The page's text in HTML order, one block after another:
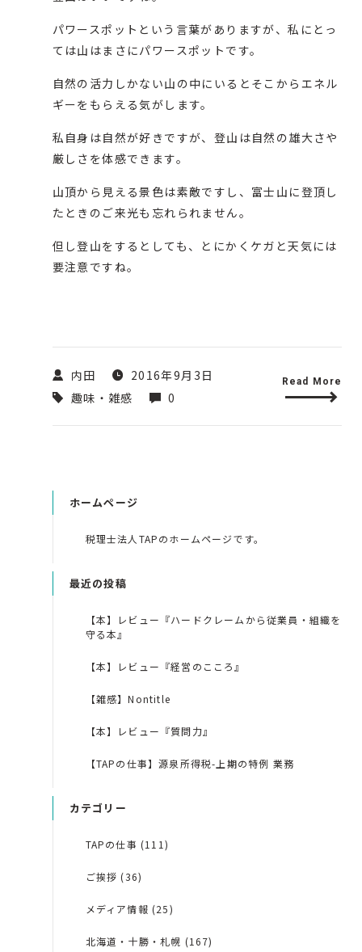
パワースポットという言葉がありますが、私にとっ
ては山はまさにパワースポットです。
自然の活力しかない山の中にいるとそこからエネル
ギーをもらえる気がします。
私自身は自然が好きですが、登山は自然の雄大さや
厳しさを体感できます。
山頂から見える景色は素敵ですし、富士山に登頂し
たときのご来光も忘れられません。
但し登山をするとしても、とにかくケガと天気には
要注意ですね。
内田
2016年9月3日
趣味・雑感
0
Read More
ホームページ
税理士法人TAPのホームページです。
最近の投稿
【本】レビュー『ハードクレームから従業員・組織を
守る本』
【本】レビュー『経営のこころ』
【雑感】Nontitle
【本】レビュー『質問力』
【TAPの仕事】源泉所得税-上期の特例 業務
カテゴリー
TAPの仕事 (111)
ご挨拶 (36)
メディア情報 (25)
北海道・十勝・札幌 (167)